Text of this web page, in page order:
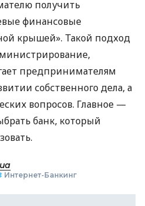
получить
финансовые
крышей». Такой подход
предпринимателям
собственного дела, а
вопросов. Главное —
банк, который
Интернет-Банкинг